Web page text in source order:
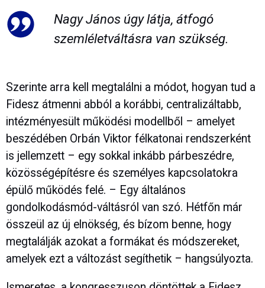
Nagy János úgy látja, átfogó
szemléletváltásra van szükség.
Szerinte arra kell megtalálni a módot, hogyan tud a
Fidesz átmenni abból a korábbi, centralizáltabb,
intézményesült működési modellből – amelyet
beszédében Orbán Viktor félkatonai rendszerként
is jellemzett – egy sokkal inkább párbeszédre,
közösségépítésre és személyes kapcsolatokra
épülő működés felé. – Egy általános
gondolkodásmód-váltásról van szó. Hétfőn már
összeül az új elnökség, és bízom benne, hogy
megtalálják azokat a formákat és módszereket,
amelyek ezt a változást segíthetik – hangsúlyozta.